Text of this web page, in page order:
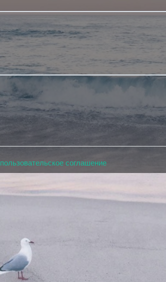
пользовательское соглашение